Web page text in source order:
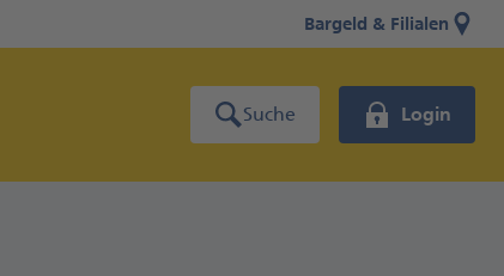
Bargeld & Filialen
Suche Login